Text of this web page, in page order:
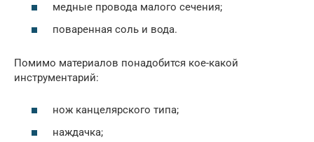
медные провода малого сечения;
поваренная соль и вода.
Помимо материалов понадобится кое-какой
инструментарий:
нож канцелярского типа;
наждачка;